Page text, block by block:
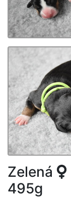
Zelená
495g